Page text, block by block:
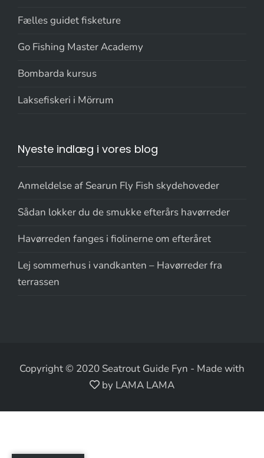
Fælles guidet fisketure
Go Fishing Master Academy
Bombarda kursus
Laksefiskeri i Mörrum
Nyeste indlæg i vores blog
Anmeldelse af Searun Fly Fish skydehoveder
Sådan lokker du de smukke efterårs havørreder
Havørreden fanges i fiolinerne om efteråret
Lej sommerhus i vandkanten – Havørreder fra
terrassen
Copyright © 2020 Seatrout Guide Fyn - Made with
by LAMA LAMA